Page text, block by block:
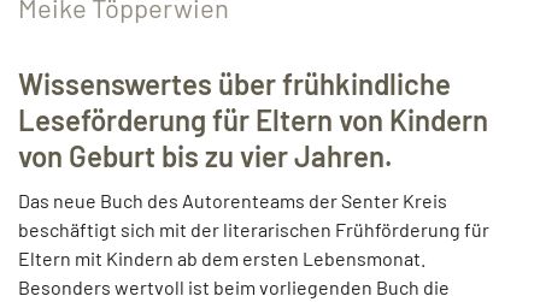
Meike Töpperwien
Wissenswertes über frühkindliche
Leseförderung für Eltern von Kindern
von Geburt bis zu vier Jahren.
Das neue Buch des Autorenteams der Senter Kreis
beschäftigt sich mit der literarischen Frühförderung für
Eltern mit Kindern ab dem ersten Lebensmonat.
Besonders wertvoll ist beim vorliegenden Buch die